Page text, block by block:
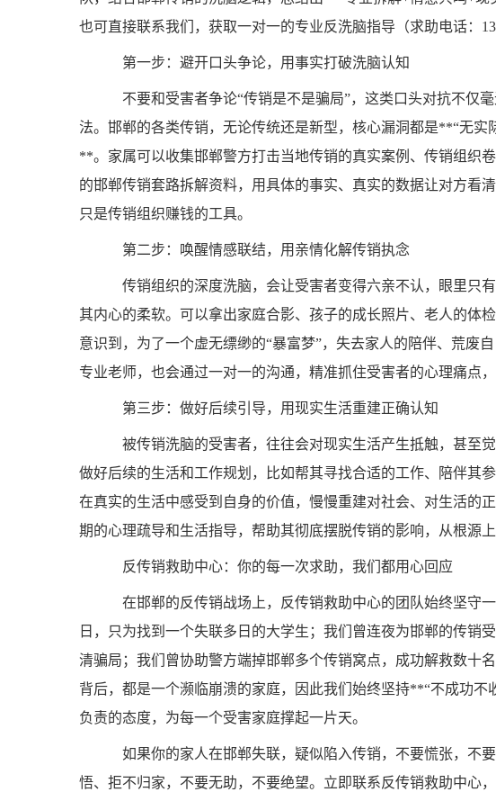
也可直接联系我们，获取一对一的专业反洗脑指导（求助电话：
第一步：避开口头争论，用事实打破洗脑认知
不要和受害者争论“传销是不是骗局”，这类口头对抗不仅
法。邯郸的各类传销，无论传统还是新型，核心漏洞都是**“无实
**。家属可以收集邯郸警方打击当地传销的真实案例、传销组织
的邯郸传销套路拆解资料，用具体的事实、真实的数据让对方看
只是传销组织赚钱的工具。
第二步：唤醒情感联结，用亲情化解传销执念
传销组织的深度洗脑，会让受害者变得六亲不认，眼里只
其内心的柔软。可以拿出家庭合影、孩子的成长照片、老人的体
意识到，为了一个虚无缥缈的“暴富梦”，失去家人的陪伴、荒废
专业老师，也会通过一对一的沟通，精准抓住受害者的心理痛点
第三步：做好后续引导，用现实生活重建正确认知
被传销洗脑的受害者，往往会对现实生活产生抵触，甚至
做好后续的生活和工作规划，比如帮其寻找合适的工作、陪伴其
在真实的生活中感受到自身的价值，慢慢重建对社会、对生活的
期的心理疏导和生活指导，帮助其彻底摆脱传销的影响，从根源上
反传销救助中心：你的每一次求助，我们都用心回应
在邯郸的反传销战场上，反传销救助中心的团队始终坚守
日，只为找到一个失联多日的大学生；我们曾连夜为邯郸的传销
清骗局；我们曾协助警方端掉邯郸多个传销窝点，成功解救数
背后，都是一个濒临崩溃的家庭，因此我们始终坚持**“不成功不
负责的态度，为每一个受害家庭撑起一片天。
如果你的家人在邯郸失联，疑似陷入传销，不要慌张，不
悟、拒不归家，不要无助，不要绝望。立即联系反传销救助中心